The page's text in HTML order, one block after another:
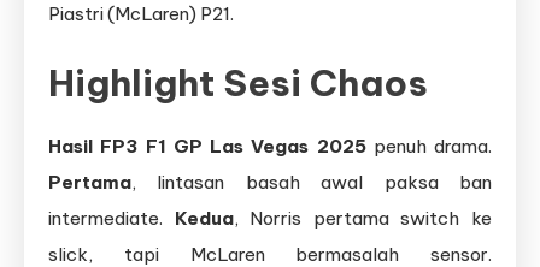
Piastri (McLaren) P21.
Highlight Sesi Chaos
Hasil FP3 F1 GP Las Vegas 2025penuh drama.
Pertama, lintasan basah awal paksa ban
intermediate. Kedua, Norris pertama switch ke
slick, tapi McLaren bermasalah sensor.